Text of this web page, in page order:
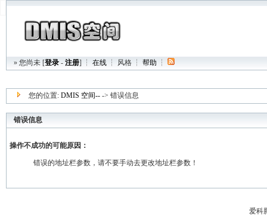
» 您尚未 [登录 - 注册] ┆ 在线 ┆ 风格 ┆ 帮助 ┆
您的位置: DMIS 空间-- -> 错误信息
错误信息
操作不成功的可能原因：
错误的地址栏参数，请不要手动去更改地址栏参数！
爱科